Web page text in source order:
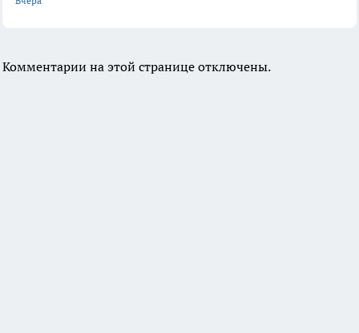
Комментарии на этой странице отключены.